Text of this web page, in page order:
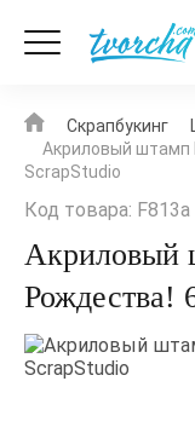
Скрапбукинг
Акриловый штамп
ScrapStudio
Код товара: F813a
Акриловый
Рождества!